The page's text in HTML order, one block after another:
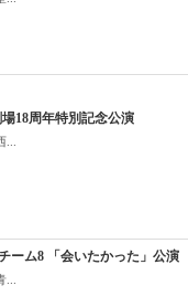
18周年特別記念公演
ーム8 「会いたかった」公演